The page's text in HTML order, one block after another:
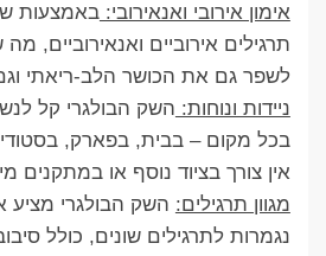
אימון אירובי ואנאירובי:באמצעות
תרגילים אירוביים ואנאירוביים,
לשפר גם את הכושר הלב-ריאתי
ניידות ונוחות: השק הבולגרי קל
בכל מקום – בבית, בפארק,
אין צורך בציוד נוסף או במתקנים
מגוון תרגילים: השק הבולגרי מציע
נגמרות לתרגילים שונים, כולל